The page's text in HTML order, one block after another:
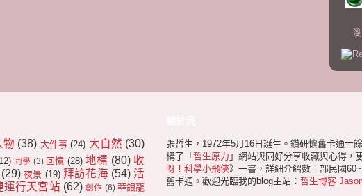
物 (38) 大件事 (24) 大自然 (30)
同學 (3) 回憶 (28) 地標 (80) 收
(29) 夜景 (19) 拜訪花海 (54) 活
運行天宮站 (62) 創作 (6) 華銀龍
張哲生，1972年5月16日誕生。鑽研懷舊卡通十
構了「哲生原力 」網站與同好分享收藏與心得，
呀！科學小飛俠》一書，詳細介紹數十部民國
舊卡通。歡迎光臨我的blog主站： 哲生博客